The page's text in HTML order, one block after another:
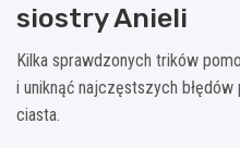
siostry Anieli
Kilka sprawdzonych trików
i uniknąć najczęstszych
ciasta.